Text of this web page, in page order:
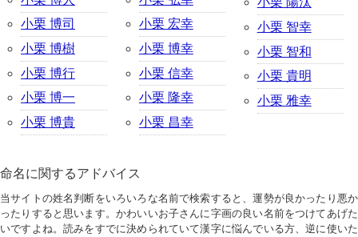
小栗 博司
小栗 博樹
小栗 博行
小栗 博一
小栗 博貴
小栗 宏幸
小栗 博幸
小栗 信幸
小栗 隆幸
小栗 昌幸
小栗 智幸
小栗 智和
小栗 貴明
小栗 雅幸
命名に関するアドバイス
当サイトの姓名判断をいろいろな名前で検索すると、運勢が良かったり悪か
ったりすると思います。かわいいお子さんに字画の良い名前をつけてあげた
いですよね。読みをすでに決められていて漢字に悩んでいる方、逆に使いた